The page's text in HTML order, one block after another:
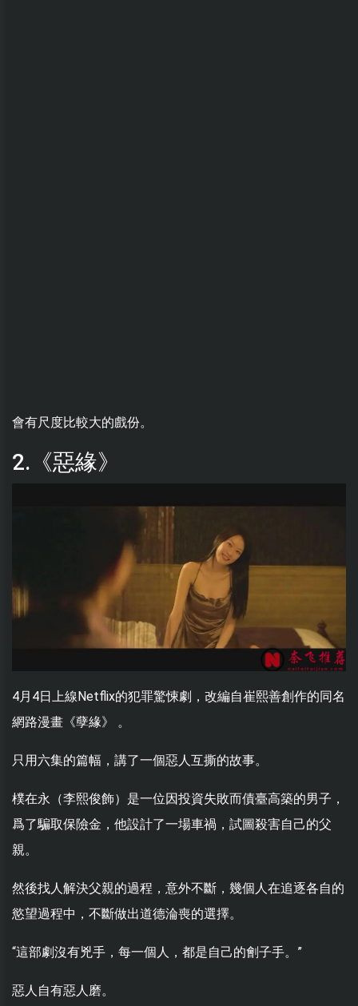
會有尺度比較大的戲份。
2.《惡緣》
4月4日上線Netflix的犯罪驚悚劇，改編自崔熙善創作的同名
網路漫畫《孽緣》 。
只用六集的篇幅，講了一個惡人互撕的故事。
樸在永（李熙俊飾）是一位因投資失敗而債臺高築的男子，
爲了騙取保險金，他設計了一場車禍，試圖殺害自己的父
親。
然後找人解決父親的過程，意外不斷，幾個人在追逐各自的
慾望過程中，不斷做出道德淪喪的選擇。
“這部劇沒有兇手，每一個人，都是自己的劊子手。”
惡人自有惡人磨。